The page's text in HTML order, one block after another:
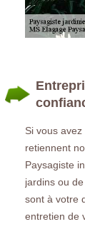
Si vous
retiennent
Paysagiste
jardins ou
sont à votre
entretien de